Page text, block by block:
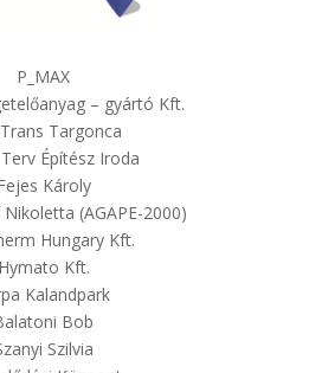
P_MAX
– gyártó Kft.
Targonca
Építész Iroda
Károly
(AGAPE-2000)
Hungary Kft.
Hymato Kft.
Kalandpark
Bob
Szilvia